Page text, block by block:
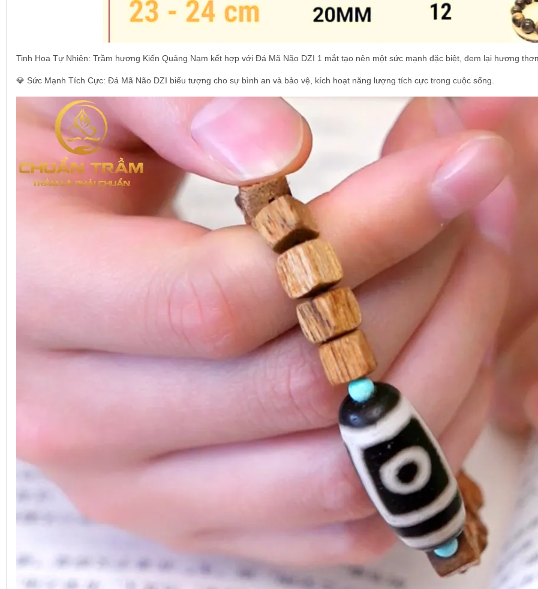
Tinh Hoa Tự Nhiên: Trầm hương Kiến Quảng Nam kết hợp với Đá Mã Não DZI 1 mắt tạo nên một sức mạnh đặc biệt, đem lại hương
💎 Sức Mạnh Tích Cực: Đá Mã Não DZI biểu tượng cho sự bình an và bảo vệ, kích hoạt năng lượng tích cực trong cuộc sống.